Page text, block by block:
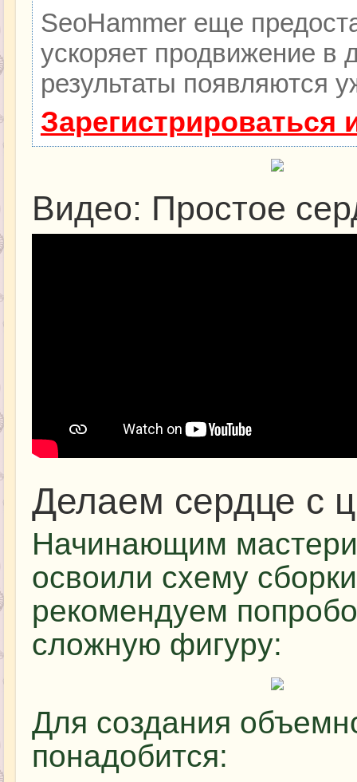
SeoHammer еще
ускоряет продвижение в
результаты появляются
Видео: Простое
Делаем сердце с
Начинающим
освоили схему
рекомендуем
сложную фигуру:
Для создания
понадобится: